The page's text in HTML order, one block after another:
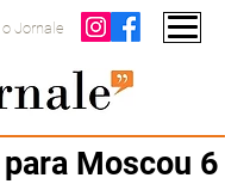
Jornale
Moscou 6